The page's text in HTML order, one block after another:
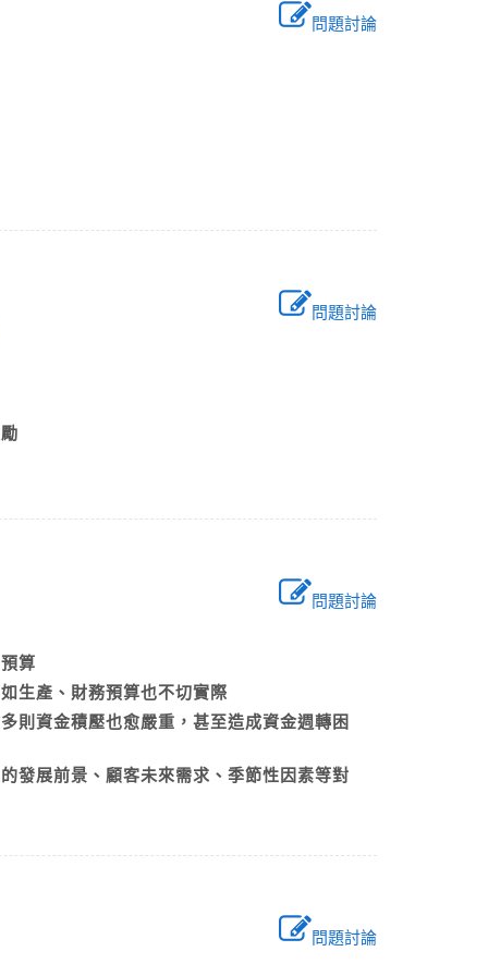
問題討論
問題討論
勵
問題討論
預算
生產、財務預算也不切實際
則資金積壓也愈嚴重，甚至造成資金週轉困
發展前景、顧客未來需求、季節性因素等對
問題討論